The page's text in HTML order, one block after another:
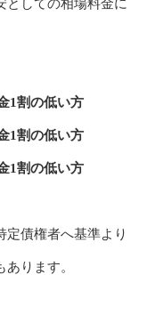
としての相場料金に
1割の低い方
1割の低い方
1割の低い方
定債権者へ基準より
ります。